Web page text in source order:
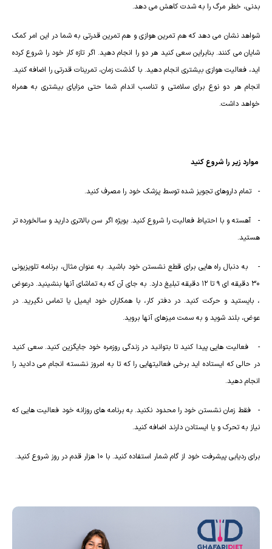
بدنی، خطر مرگ را به شدت کاهش می دهد.
شواهد نشان می دهد که هم تمرین هوازی و هم تمرین قدرتی به شما در این امر کمک
شایان می کنند. بنابراین سعی کنید هر دو را انجام دهید. اگر تازه کار خود را شروع کرده
اید، فعالیت هوازی بیشتری انجام دهید. با گذشت زمان، تمرینات قدرتی را اضافه کنید.
انجام هر دو نوع برای سلامتی و تناسب اندام شما حتی مزایای بیشتری به همراه
خواهد داشت.
موارد زیر را شروع کنید
- تمام داروهای تجویز شده توسط پزشک خود را مصرف کنید.
- آهسته و با احتیاط فعالیت را شروع کنید. بویژه اگر سن بالاتری دارید و سالخورده تر
هستید.
- به دنبال راه هایی برای قطع نشستن خود باشید. به عنوان مثال، برنامه تلویزیونی
30 دقیقه ای 9 تا 12 دقیقه تبلیغ دارد. به جای آن که به تماشای آنها بنشینید. درعوض
، بایستید و حرکت کنید. در دفتر کار، با همکاران خود ایمیل یا تماس نگیرید. در
عوض، بلند شوید و به سمت میزهای آنها بروید.
- فعالیت هایی پیدا کنید تا بتوانید در زندگی روزمره خود جایگزین کنید. سعی کنید
در حالی که ایستاده اید برخی فعالیتهایی را که تا به امروز نشسته انجام می دادید را
انجام دهید.
- فقط زمان نشستن خود را محدود نکنید. به برنامه های روزانه خود فعالیت هایی که
نیاز به تحرک و یا ایستادن دارند اضافه کنید.
برای ردیابی پیشرفت خود از گام شمار استفاده کنید. با 10 هزار قدم در روز شروع کنید.